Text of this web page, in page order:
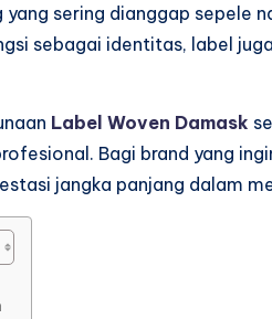
sering dianggap sepele
sebagai identitas, label
Label Woven Damask
Bagi brand yang
jangka panjang dalam